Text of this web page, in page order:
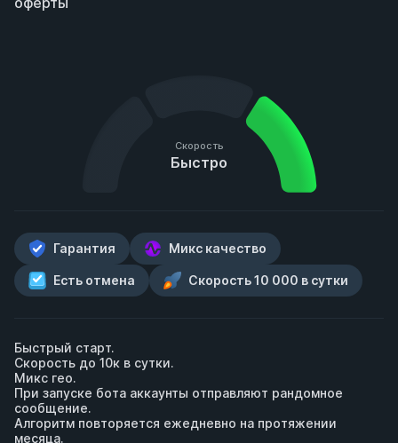
Скорость
Быстро
Гарантия Микс качество
Есть отмена Скорость 10 000 в сутки
Быстрый старт.
Скорость до 10к в сутки.
Микс гео.
При запуске бота аккаунты отправляют рандомное
сообщение.
Алгоритм повторяется ежедневно на протяжении
месяца.